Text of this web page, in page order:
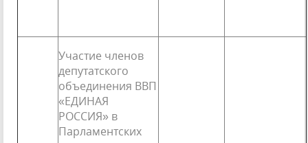
Участие членов
депутатского
объединения ВВП
«ЕДИНАЯ
РОССИЯ» в
Парламентских